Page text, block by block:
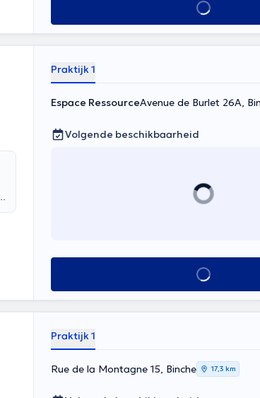
Alles zien
Praktijk 1
Espace RessourceAvenue de Burlet 26A,
Volgende beschikbaarheid
Alles zien
Praktijk 1
Rue de la Montagne 15, Binche 17,3 km